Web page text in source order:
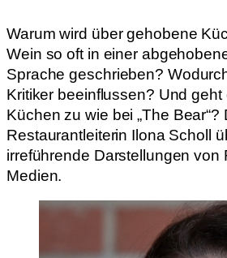
Warum wird über gehobene
Wein so oft in einer
Sprache geschrieben?
Kritiker beeinflussen? Und geht
Küchen zu wie bei „The Bear“?
Restaurantleiterin Ilona Scholl
irreführende Darstellungen von
Medien.